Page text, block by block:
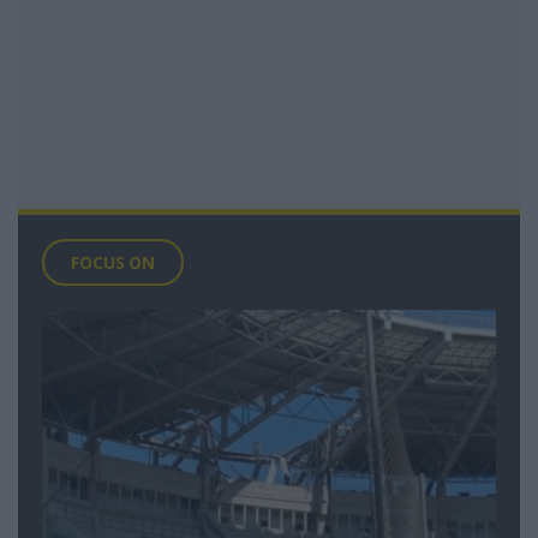
FOCUS ON